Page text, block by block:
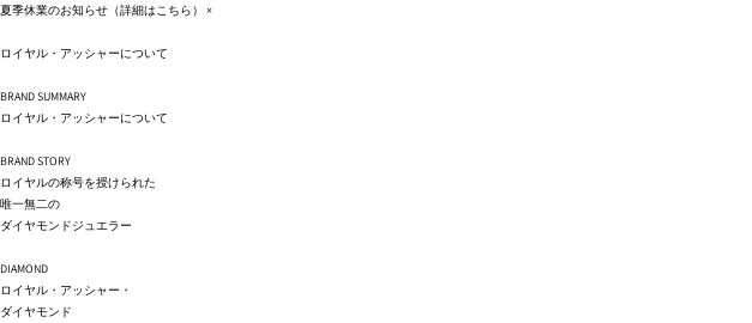
コンテ
進む
夏季休業のお知らせ（詳細はこちら） ×
ロイヤル・アッシャーについて
BRAND SUMMARY
ロイヤル・アッシャーについて
BRAND STORY
ロイヤルの称号を授けられた
唯一無二の
ダイヤモンドジュエラー
DIAMOND
ロイヤル・アッシャー・
ダイヤモンド